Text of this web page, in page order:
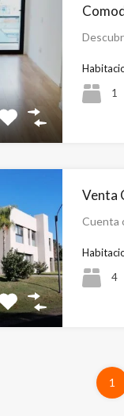
1
Venta
Cuenta
4
1